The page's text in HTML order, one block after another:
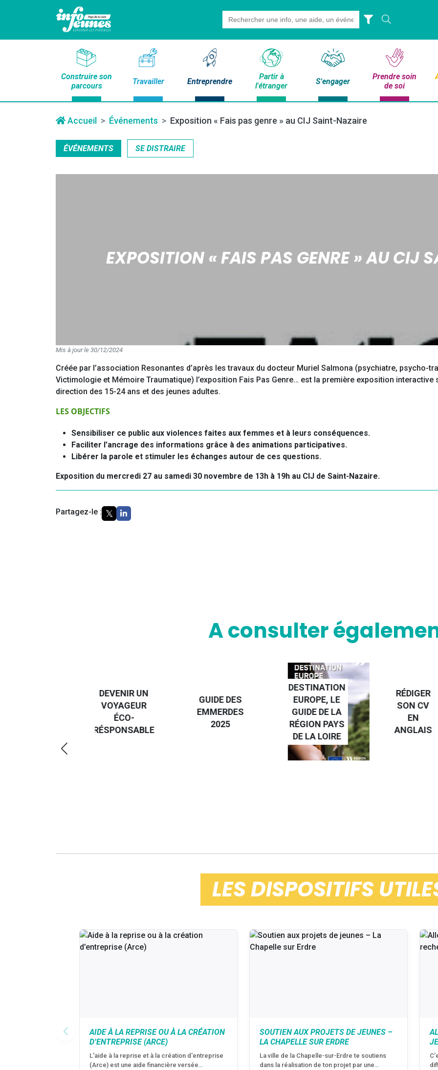
Search
for:
Construire son
parcours
Travailler Entreprendre
Partir à
l'étranger
S'engager
Prendre soin
de soi
Accueil Événements Exposition « Fais pas genre » au CIJ Saint-Nazaire
ÉVÉNEMENTS SE DISTRAIRE
EXPOSITION « FAIS PAS GENRE » AU CIJ
Mis à jour le 30/12/2024
Créée par l’association Resonantes d’après les travaux du docteur Muriel Salmona (psychiatre, psycho-
Victimologie et Mémoire Traumatique) l’exposition Fais Pas Genre… est la première exposition
direction des 15-24 ans et des jeunes adultes.
LES OBJECTIFS
Sensibiliser ce public aux violences faites aux femmes et à leurs conséquences.
Faciliter l’ancrage des informations grâce à des animations participatives.
Libérer la parole et stimuler les échanges autour de ces questions.
Exposition du mercredi 27 au samedi 30 novembre de 13h à 19h au CIJ de Saint-Nazaire.
Partagez-le :
A consulter
GUIDE DES
EMMERDES
2025
EUROPE, LE
GUIDE DE LA
RÉGION PAYS
RÉDIGER
SON CV
EN
ANGLAIS
FAIRE UN
STAGE À
LES DISPOSITIFS
AIDE À LA REPRISE OU À LA CRÉATION
D’ENTREPRISE (ARCE)
L'aide à la reprise et à la création d'entreprise
(Arce) est une aide financière versée…
SOUTIEN AUX PROJETS DE JEUNES –
LA CHAPELLE SUR ERDRE
La ville de la Chapelle-sur-Erdre te soutiens
dans la réalisation de ton projet par une…